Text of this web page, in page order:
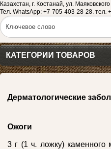
Казахстан, г. Костанай, ул.
Тел. WhatsApp: +7-705-403-28-28. тел.
КАТЕГОРИИ ТОВАРОВ
Дерматологические
Ожоги
3 г (1 ч. ложку) каменного